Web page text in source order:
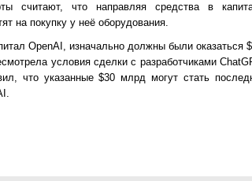
считают, что направляя средства в
на покупку у неё оборудования.
OpenAI, изначально должны были оказаться
условия сделки с разработчиками
что указанные $30 млрд могут стать